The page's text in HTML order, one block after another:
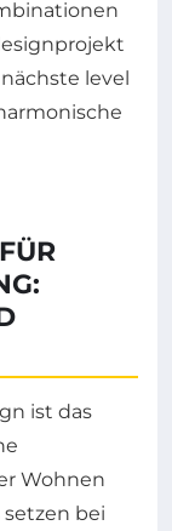
ist das
Wohnen
setzen bei